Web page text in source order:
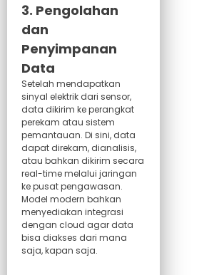
3. Pengolahan
dan
Penyimpanan
Data
Setelah mendapatkan
sinyal elektrik dari sensor,
data dikirim ke perangkat
perekam atau sistem
pemantauan. Di sini, data
dapat direkam, dianalisis,
atau bahkan dikirim secara
real-time melalui jaringan
ke pusat pengawasan.
Model modern bahkan
menyediakan integrasi
dengan cloud agar data
bisa diakses dari mana
saja, kapan saja.